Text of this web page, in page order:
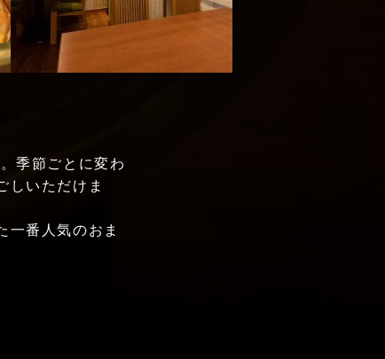
季節ごとに変わ
しいただけま
一番人気のおま